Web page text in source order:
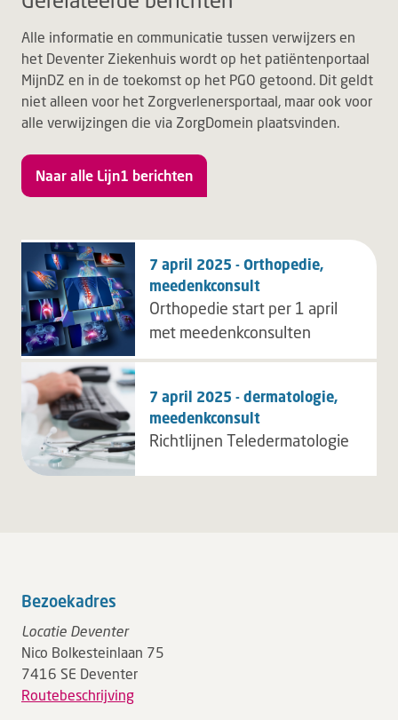
Alle informatie en communicatie tussen verwijzers en
het Deventer Ziekenhuis wordt op het patiëntenportaal
MijnDZ en in de toekomst op het PGO getoond. Dit geldt
niet alleen voor het Zorgverlenersportaal, maar ook voor
alle verwijzingen die via ZorgDomein plaatsvinden.
Naar alle Lijn1 berichten
7 april 2025 - Orthopedie,
meedenkconsult
Orthopedie start per 1 april
met meedenkconsulten
7 april 2025 - dermatologie,
meedenkconsult
Richtlijnen Teledermatologie
Bezoekadres
Locatie Deventer
Nico Bolkesteinlaan 75
7416 SE Deventer
Routebeschrijving